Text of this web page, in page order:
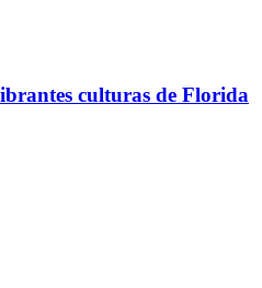
culturas de Florida